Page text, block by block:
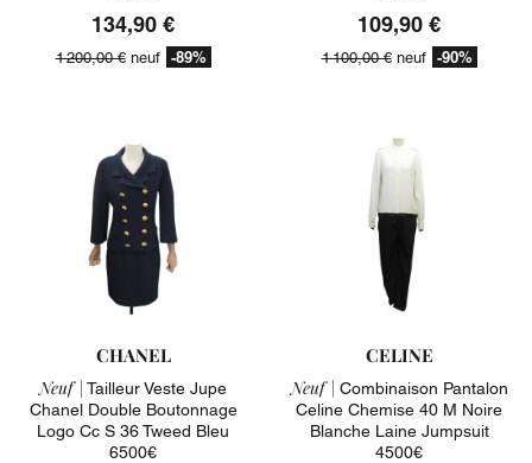
134,90 €
1 200,00 €neuf -89%
109,90 €
1 100,00 €neuf -90%
CHANEL
Neuf | Tailleur Veste Jupe
Chanel Double Boutonnage
Logo Cc S 36 Tweed Bleu
6500€
CELINE
Neuf | Combinaison Pantalon
Celine Chemise 40 M Noire
Blanche Laine Jumpsuit
4500€